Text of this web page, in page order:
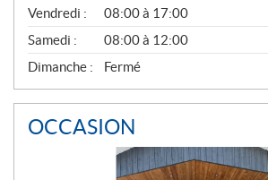
Vendredi :
08:00 à 17:00
Samedi :
08:00 à 12:00
Dimanche :
Fermé
OCCASION